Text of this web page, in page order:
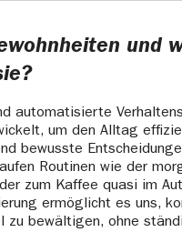
und
automatisierte
um den Alltag
bewusste
Routinen wie der
zum Kaffee quasi im
ermöglicht es uns,
zu bewältigen, ohne